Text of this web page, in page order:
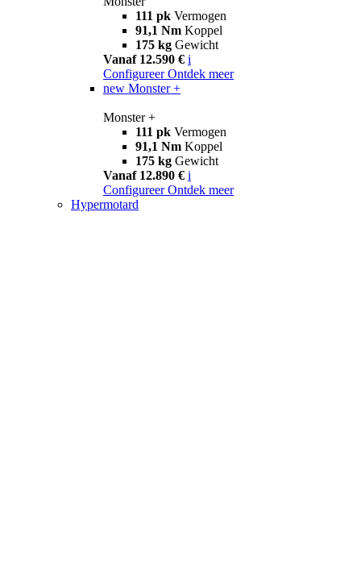
111 pk Vermogen
91,1 Nm Koppel
175 kg Gewicht
Vanaf 12.590 € i
Configureer Ontdek meer
new Monster +
Monster +
111 pk Vermogen
91,1 Nm Koppel
175 kg Gewicht
Vanaf 12.890 € i
Configureer Ontdek meer
Hypermotard